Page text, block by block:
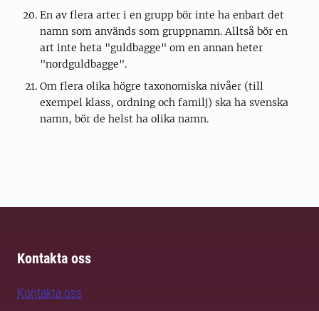
En av flera arter i en grupp bör inte ha enbart det
namn som används som gruppnamn. Alltså bör en
art inte heta "guldbagge" om en annan heter
"nordguldbagge".
Om flera olika högre taxonomiska nivåer (till
exempel klass, ordning och familj) ska ha svenska
namn, bör de helst ha olika namn.
Kontakta oss
Kontakta oss